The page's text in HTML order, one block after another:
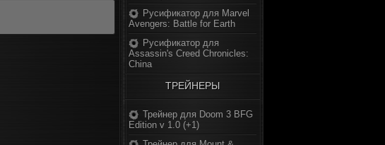
Русификатор для Marvel
Avengers: Battle for Earth
Русификатор для
Assassin's Creed Chronicles:
China
ТРЕЙНЕРЫ
Трейнер для Doom 3 BFG
Edition v 1.0 (+1)